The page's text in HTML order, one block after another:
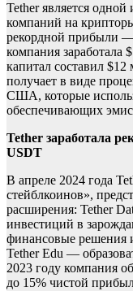
Tether является
компаний на
рекордной прибыли —
компания заработала
капитал составил
получает в виде
США, которые
обеспечивающих
Tether заработала
USDT
В апреле 2024 года
стейблкоинов»,
расширения: Tether
инвестиций в
финансовые решения
Tether Edu —
2023 году компания
до 15% чистой